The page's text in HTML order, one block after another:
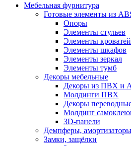
Мебельная фурнитура
Готовые элементы из
Опоры
Элементы стульев
Элементы кроватей
Элементы шкафов
Элементы зеркал
Элементы тумб
Декоры мебельные
Декоры из ПВХ и
Молдинги ПВХ
Декоры
Молдинг
3D-панели
Демпферы,
Замки, защёлки